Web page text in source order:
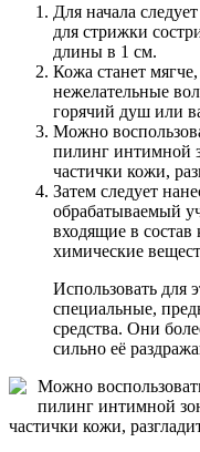
Для начала
для стрижки
длины в 1 см.
Кожа станет
нежелательные
горячий душ или
Можно
пилинг интимной
частички кожи,
Затем следует
обрабатываемый
входящие в
химические
Использовать для
специальные,
средства. Они
сильно её
Можно
пилинг интимной
частички кожи,